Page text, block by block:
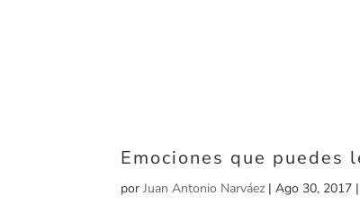
Emociones que
porJuan Antonio Narváez |Ago 30, 2017 |